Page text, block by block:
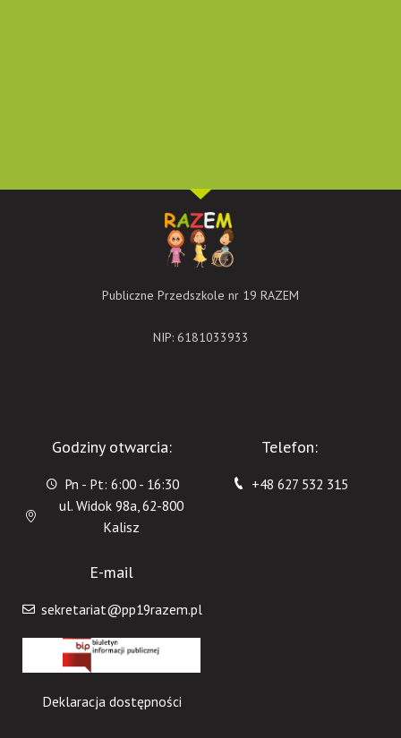
Publiczne Przedszkole nr 19 RAZEM
NIP: 6181033933
Godziny otwarcia:
Pn - Pt: 6:00 - 16:30
ul. Widok 98a, 62-800
Kalisz
Telefon:
+48 627 532 315
E-mail
sekretariat@pp19razem.pl
Deklaracja dostępności